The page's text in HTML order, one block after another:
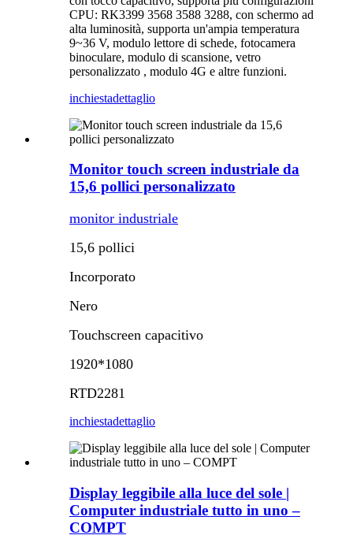
CPU: RK3399 3568 3588 3288, con schermo ad
alta luminosità, supporta un'ampia temperatura
9~36 V, modulo lettore di schede, fotocamera
binoculare, modulo di scansione, vetro
personalizzato , modulo 4G e altre funzioni.
inchiestadettaglio
Monitor touch screen industriale da
15,6 pollici personalizzato
monitor industriale
15,6 pollici
Incorporato
Nero
Touchscreen capacitivo
1920*1080
RTD2281
inchiestadettaglio
Display leggibile alla luce del sole |
Computer industriale tutto in uno –
COMPT